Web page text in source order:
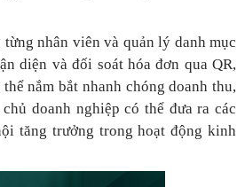
nhân viên và quản lý danh mục
diện và đối soát hóa đơn qua QR,
nắm bắt nhanh chóng doanh thu,
chủ doanh nghiệpcó thể đưara các
tăng trưởng trong hoạt động kinh